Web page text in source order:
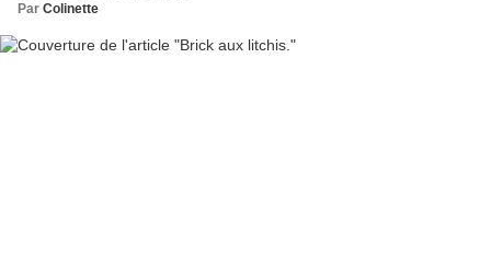
Par Colinette